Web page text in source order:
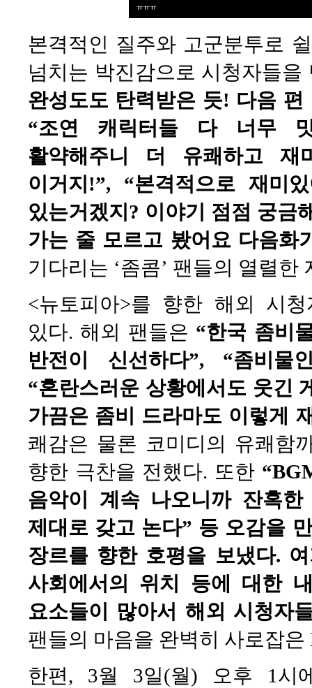
본격적인 질주와 고군분투로
넘치는 박진감으로 시청자들
완성도도 탄력받은 듯! 다음
“조연 캐릭터들 다 너무
활약해주니 더 유쾌하고 재
이거지!”, “본격적으로 재미
있는거겠지? 이야기 점점 궁금
가는 줄 모르고 봤어요 다음화
기다리는 ‘좀콤’ 팬들의 열렬한
<뉴토피아>를 향한 해외 시
있다. 해외 팬들은 “한국 좀비
반전이 신선하다”, “좀비물
“혼란스러운 상황에서도 웃긴
가끔은 좀비 드라마도 이렇게
쾌감은 물론 코미디의 유쾌함
향한 극찬을 전했다. 또한
음악이 계속 나오니까 잔혹
제대로 갖고 논다” 등 오감을
장르를 향한 호평을 보냈다.
사회에서의 위치 등에 대한
요소들이 많아서 해외 시청자
팬들의 마음을 완벽히 사로잡
한편, 3월 3일(월) 오후 1시